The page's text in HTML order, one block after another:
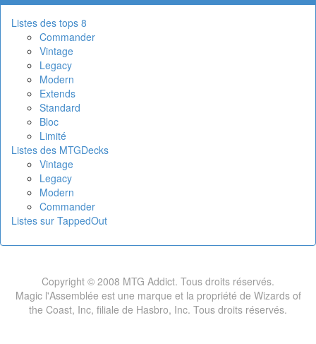
Listes des tops 8
Commander
Vintage
Legacy
Modern
Extends
Standard
Bloc
Limité
Listes des MTGDecks
Vintage
Legacy
Modern
Commander
Listes sur TappedOut
Copyright © 2008 MTG Addict. Tous droits réservés.
Magic l'Assemblée est une marque et la propriété de Wizards of
the Coast, Inc, filiale de Hasbro, Inc. Tous droits réservés.